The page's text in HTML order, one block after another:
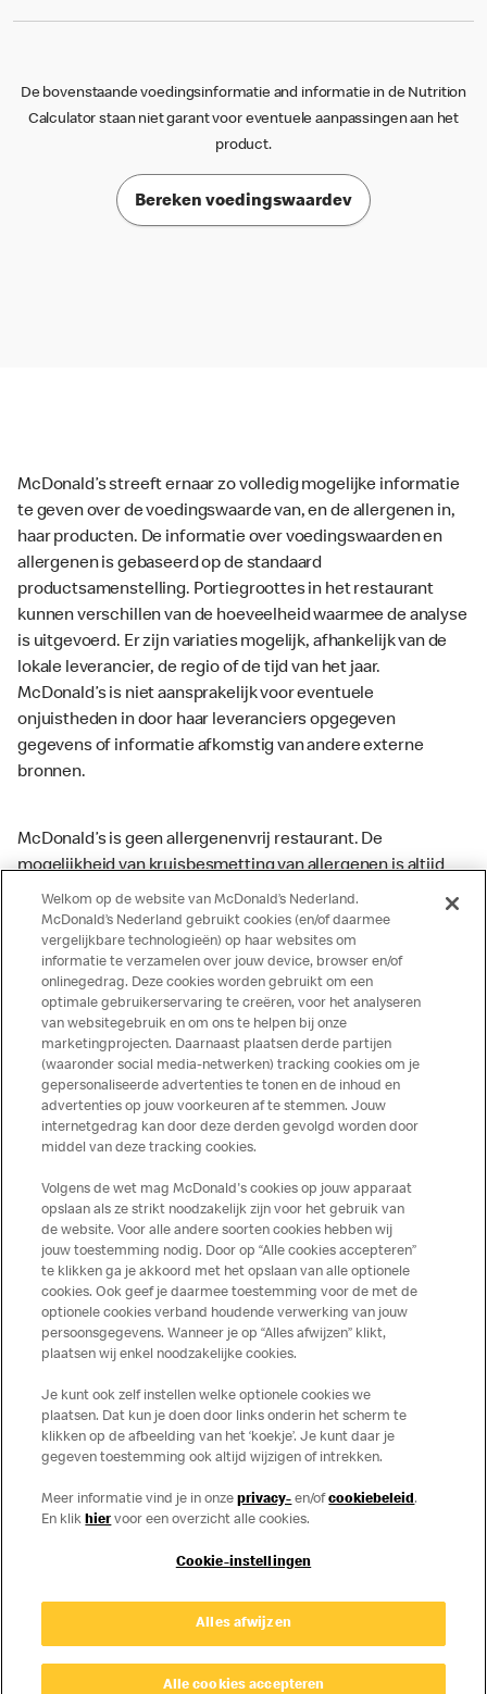
De bovenstaande voedingsinformatie and informatie in de Nutrition
Calculator staan niet garant voor eventuele aanpassingen aan het
product.
Bereken voedingswaardev
McDonald’s streeft ernaar zo volledig mogelijke informatie
te geven over de voedingswaarde van, en de allergenen in,
haar producten. De informatie over voedingswaarden en
allergenen is gebaseerd op de standaard
productsamenstelling. Portiegroottes in het restaurant
kunnen verschillen van de hoeveelheid waarmee de analyse
is uitgevoerd. Er zijn variaties mogelijk, afhankelijk van de
lokale leverancier, de regio of de tijd van het jaar.
McDonald’s is niet aansprakelijk voor eventuele
onjuistheden in door haar leveranciers opgegeven
gegevens of informatie afkomstig van andere externe
bronnen.
McDonald’s is geen allergenenvrij restaurant. De
mogelijkheid van kruisbesmetting van allergenen is altijd
aanwezig. McDonald’s kan zodoende niet garanderen dat
haar producten geen sporen van allergenen bevatten.
McDonald’s aanvaardt daarom geen aansprakelijkheid
indien een gast als gevolg van het binnenkrijgen van (een
spoor van) een allergeen lichamelijke klachten krijgt. Alle
producten kunnen sporen bevatten van dierlijke
ingrediënten. McDonald’s streeft er naar om de
voedingswaarde- en allergeneninformatie altijd up to date
te houden. De verstrekte informatie is alleen van
toepassing op de in Nederland verkochte producten. Voor
meer informatie over voedingswaarden en allergenen kijk
op de McDonald's website of in de McDonald’s App.
Publicatiefouten voorbehouden.
Over ons
Services
Contact
Privacy Cookies
Welkom op de website van McDonald’s Nederland.
McDonald’s Nederland gebruikt cookies (en/of daarmee
vergelijkbare technologieën) op haar websites om
informatie te verzamelen over jouw device, browser en/of
onlinegedrag. Deze cookies worden gebruikt om een
optimale gebruikerservaring te creëren, voor het analyseren
van websitegebruik en om ons te helpen bij onze
marketingprojecten. Daarnaast plaatsen derde partijen
(waaronder social media-netwerken) tracking cookies om je
gepersonaliseerde advertenties te tonen en de inhoud en
advertenties op jouw voorkeuren af te stemmen. Jouw
internetgedrag kan door deze derden gevolgd worden door
middel van deze tracking cookies.
Volgens de wet mag McDonald's cookies op jouw apparaat
opslaan als ze strikt noodzakelijk zijn voor het gebruik van
de website. Voor alle andere soorten cookies hebben wij
jouw toestemming nodig. Door op “Alle cookies accepteren”
te klikken ga je akkoord met het opslaan van alle optionele
cookies. Ook geef je daarmee toestemming voor de met de
optionele cookies verband houdende verwerking van jouw
persoonsgegevens. Wanneer je op “Alles afwijzen” klikt,
plaatsen wij enkel noodzakelijke cookies.
Je kunt ook zelf instellen welke optionele cookies we
plaatsen. Dat kun je doen door links onderin het scherm te
klikken op de afbeelding van het ‘koekje’. Je kunt daar je
gegeven toestemming ook altijd wijzigen of intrekken.
Meer informatie vind je in onzeprivacy- en/ofcookiebeleid.
En klikhier voor een overzicht alle cookies.
Cookie-instellingen
Alles afwijzen
Alle cookies accepteren